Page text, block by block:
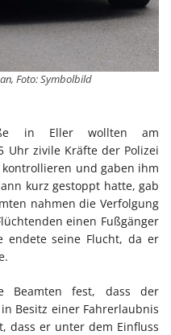
Foto: Symbolbild
in Eller wollten am
Uhr zivile Kräfte der Polizei
kontrollieren und gaben ihm
kurz gestoppt hatte, gab
nahmen die Verfolgung
einen Fußgänger
endete seine Flucht, da er
Beamten fest, dass der
Besitz einer Fahrerlaubnis
dass er unter dem Einfluss